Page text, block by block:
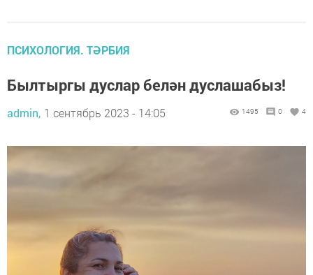
ПСИХОЛОГИЯ. ТӘРБИЯ
Былтыргы дуслар белән дуслашабыз!
admin, 1 сентябрь 2023 - 14:05 1495 0 4